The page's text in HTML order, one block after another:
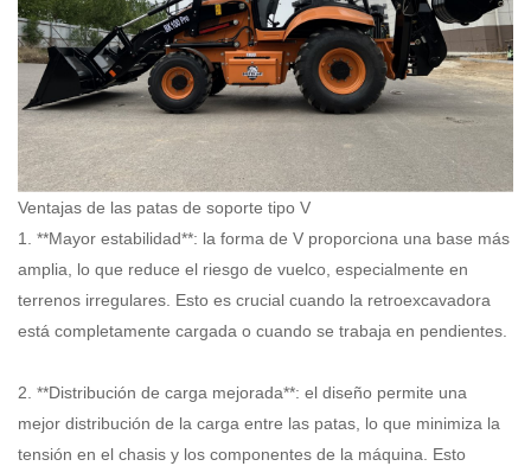
Ventajas de las patas de soporte tipo V
1. **Mayor estabilidad**: la forma de V proporciona una base más
amplia, lo que reduce el riesgo de vuelco, especialmente en
terrenos irregulares. Esto es crucial cuando la retroexcavadora
está completamente cargada o cuando se trabaja en pendientes.
2. **Distribución de carga mejorada**: el diseño permite una
mejor distribución de la carga entre las patas, lo que minimiza la
tensión en el chasis y los componentes de la máquina. Esto